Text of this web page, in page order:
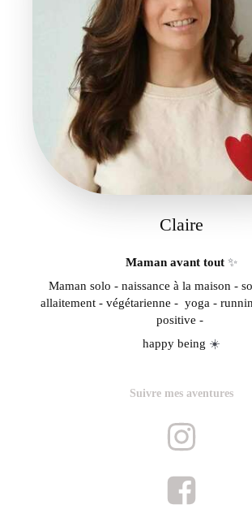
Claire
Maman avant tout ✨
Maman solo - naissance à la maison -
allaitement - végétarienne - yoga -
positive -
happy being ☀️
Suivre mes aventures